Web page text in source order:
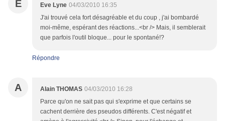
E Eve Lyne 04/03/2010 16:35
J'ai trouvé cela fort désagréable et du coup , j'ai bombardé
moi-même, espérant des réactions...<br /> Mais, il semblerait
que parfois l'outil bloque... pour le spontané!?
Répondre
A Alain THOMAS 04/03/2010 16:28
Parce qu'on ne sait pas qui s'exprime et que certains se
cachent derrière des pseudos différents. C'est négatif et